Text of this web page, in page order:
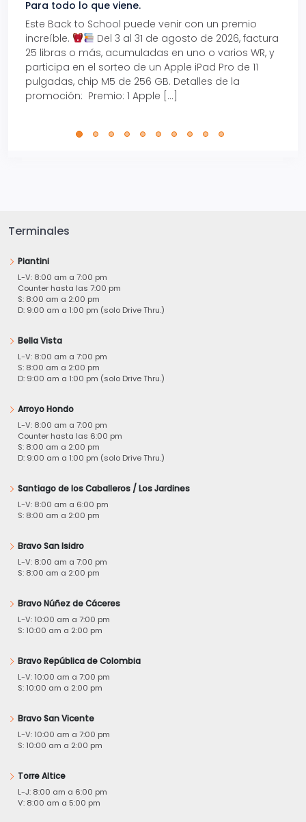
Para todo lo que viene.
Este Back to School puede venir con un premio
increíble.
Del 3 al 31 de agosto de 2026, factura
25 libras o más, acumuladas en uno o varios WR, y
participa en el sorteo de un Apple iPad Pro de 11
pulgadas, chip M5 de 256 GB. Detalles de la
promoción: Premio: 1 Apple […]
Terminales
Piantini
L-V: 8:00 am a 7:00 pm
Counter hasta las 7:00 pm
S: 8:00 am a 2:00 pm
D: 9:00 am a 1:00 pm (solo Drive Thru.)
Bella Vista
L-V: 8:00 am a 7:00 pm
S: 8:00 am a 2:00 pm
D: 9:00 am a 1:00 pm (solo Drive Thru.)
Arroyo Hondo
L-V: 8:00 am a 7:00 pm
Counter hasta las 6:00 pm
S: 8:00 am a 2:00 pm
D: 9:00 am a 1:00 pm (solo Drive Thru.)
Santiago de los Caballeros / Los Jardines
L-V: 8:00 am a 6:00 pm
S: 8:00 am a 2:00 pm
Bravo San Isidro
L-V: 8:00 am a 7:00 pm
S: 8:00 am a 2:00 pm
Bravo Núñez de Cáceres
L-V: 10:00 am a 7:00 pm
S: 10:00 am a 2:00 pm
Bravo República de Colombia
L-V: 10:00 am a 7:00 pm
S: 10:00 am a 2:00 pm
Bravo San Vicente
L-V: 10:00 am a 7:00 pm
S: 10:00 am a 2:00 pm
Torre Altice
L-J: 8:00 am a 6:00 pm
V: 8:00 am a 5:00 pm